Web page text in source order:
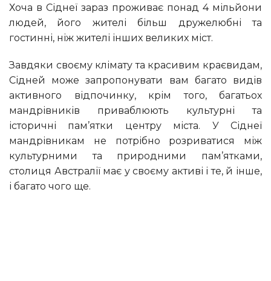
Хоча в Сіднеї зараз проживає понад 4 мільйони
людей, його жителі більш дружелюбні та
гостинні, ніж жителі інших великих міст.
Завдяки своєму клімату та красивим краєвидам,
Сідней може запропонувати вам багато видів
активного відпочинку, крім того, багатьох
мандрівників приваблюють культурні та
історичні пам’ятки центру міста. У Сіднеї
мандрівникам не потрібно розриватися між
культурними та природними пам’ятками,
столиця Австралії має у своєму активі і те, й інше,
і багато чого ще.